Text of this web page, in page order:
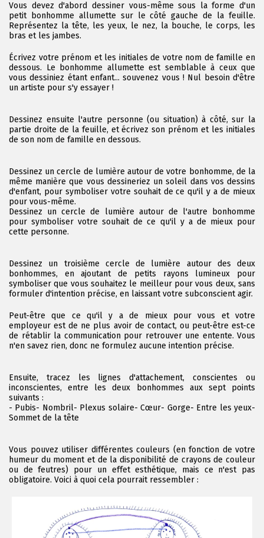
Vous devez d'abord dessiner vous-même sous la forme d'un
petit bonhomme allumette sur le côté gauche de la feuille.
Représentez la tête, les yeux, le nez, la bouche, le corps, les
bras et les jambes.
Écrivez votre prénom et les initiales de votre nom de famille en
dessous. Le bonhomme allumette est semblable à ceux que
vous dessiniez étant enfant... souvenez vous ! Nul besoin d'être
un artiste pour s'y essayer !
Dessinez ensuite l'autre personne (ou situation) à côté, sur la
partie droite de la feuille, et écrivez son prénom et les initiales
de son nom de famille en dessous.
Dessinez un cercle de lumière autour de votre bonhomme, de la
même manière que vous dessineriez un soleil dans vos dessins
d'enfant, pour symboliser votre souhait de ce qu'il y a de mieux
pour vous-même.
Dessinez un cercle de lumière autour de l'autre bonhomme
pour symboliser votre souhait de ce qu'il y a de mieux pour
cette personne.
Dessinez un troisième cercle de lumière autour des deux
bonhommes, en ajoutant de petits rayons lumineux pour
symboliser que vous souhaitez le meilleur pour vous deux, sans
formuler d'intention précise, en laissant votre subconscient agir.
Peut-être que ce qu'il y a de mieux pour vous et votre
employeur est de ne plus avoir de contact, ou peut-être est-ce
de rétablir la communication pour retrouver une entente. Vous
n'en savez rien, donc ne formulez aucune intention précise.
Ensuite, tracez les lignes d'attachement, conscientes ou
inconscientes, entre les deux bonhommes aux sept points
suivants :
- Pubis- Nombril- Plexus solaire- Cœur- Gorge- Entre les yeux-
Sommet de la tête
Vous pouvez utiliser différentes couleurs (en fonction de votre
humeur du moment et de la disponibilité de crayons de couleur
ou de feutres) pour un effet esthétique, mais ce n'est pas
obligatoire. Voici à quoi cela pourrait ressembler :